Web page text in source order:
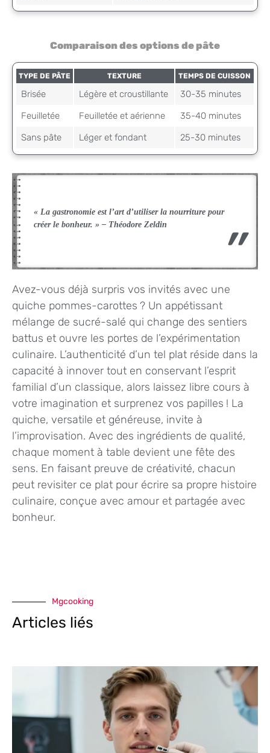
Comparaison des options de pâte
TYPE DE PÂTE TEXTURE TEMPS DE CUISSON
Brisée Légère et croustillante
30-35 minutes
Feuilletée
Feuilletée et aérienne
35-40 minutes
Sans pâte
Léger et fondant 25-30 minutes
« La gastronomie est l’art d’utiliser la nourriture pour
créer le bonheur. » – Théodore Zeldin
Avez-vous déjà surpris vos invités avec une
quiche pommes-carottes ? Un appétissant
mélange de sucré-salé qui change des sentiers
battus et ouvre les portes de l’expérimentation
culinaire. L’authenticité d’un tel plat réside dans la
capacité à innover tout en conservant l’esprit
familial d’un classique, alors laissez libre cours à
votre imagination et surprenez vos papilles ! La
quiche, versatile et généreuse, invite à
l’improvisation. Avec des ingrédients de qualité,
chaque moment à table devient une fête des
sens. En faisant preuve de créativité, chacun
peut revisiter ce plat pour écrire sa propre histoire
culinaire, conçue avec amour et partagée avec
bonheur.
Mgcooking
Articles liés